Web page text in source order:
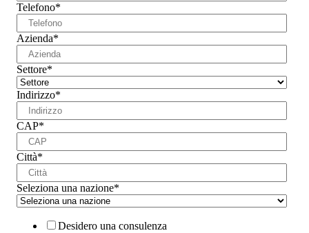
Telefono*
Azienda*
Settore*
Indirizzo*
CAP*
Città*
Seleziona una nazione*
Desidero una consulenza